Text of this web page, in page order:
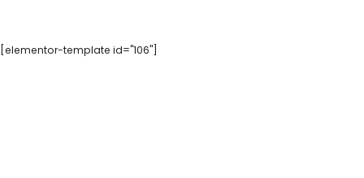
[elementor-template id="106"]